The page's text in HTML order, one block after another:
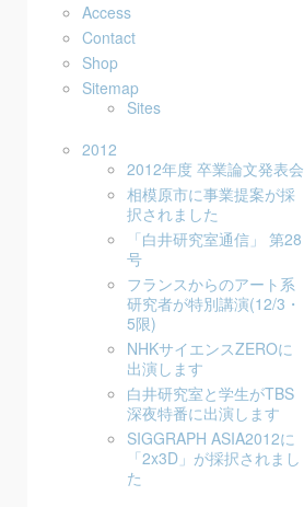
Access
Contact
Shop
Sitemap
Sites
2012
2012年度 卒業論文発表会
相模原市に事業提案が採
択されました
「白井研究室通信」 第28
号
フランスからのアート系
研究者が特別講演(12/3・
5限)
NHKサイエンスZEROに
出演します
白井研究室と学生がTBS
深夜特番に出演します
SIGGRAPH ASIA2012に
「2x3D」が採択されまし
た